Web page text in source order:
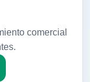
comercial